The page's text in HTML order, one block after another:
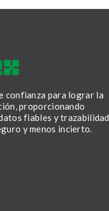
confianza para lograr la
proporcionando
fiables y trazabilidad
y menos incierto.